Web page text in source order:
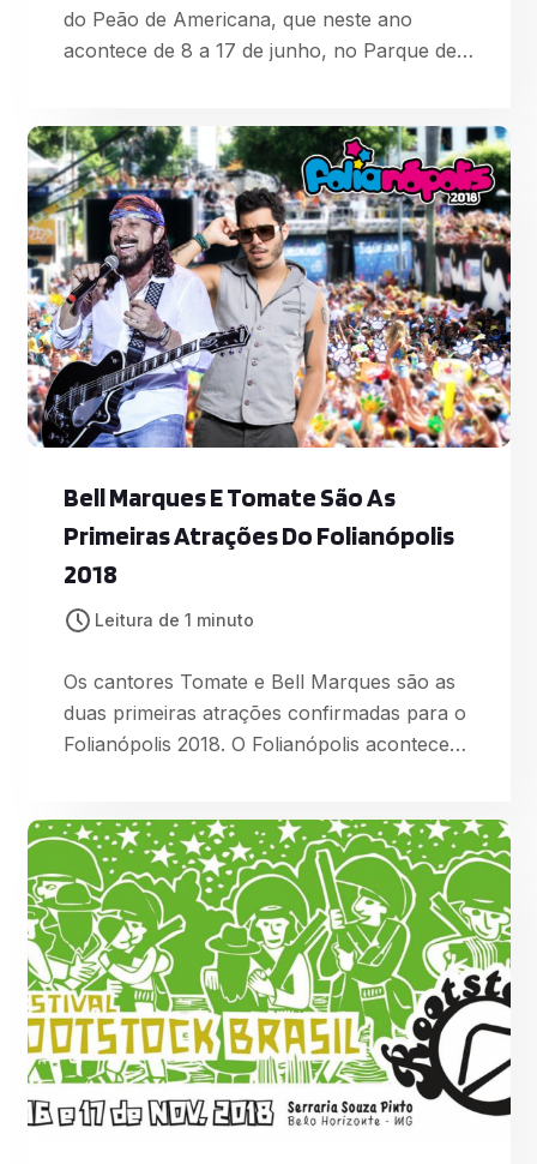
do Peão de Americana, que neste ano
acontece de 8 a 17 de junho, no Parque de
pista/arquibancada, Camarote Americana,
Camarote Super Bull, kit OPEN Super Bull,
Corporativo e Camarote Brahma. Um dos
locais mais desejados é o Camarote
Americana, localizado na parte sup
Bell Marques E Tomate São As
Primeiras Atrações Do Folianópolis
2018
Leitura de 1 minuto
Os cantores Tomate e Bell Marques são as
duas primeiras atrações confirmadas para o
Folianópolis 2018. O Folianópolis acontece
os ingressos já podem ser adquiridos pelo
site www.blueticket.com.br/folianopolis2018
O Folianópolis estará completando 13 anos
de história agora em 2018. Conhecido